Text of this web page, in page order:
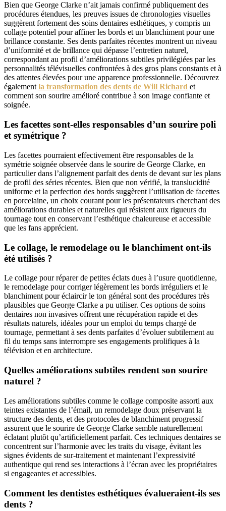
Bien que George Clarke n’ait jamais confirmé publiquement des
procédures étendues, les preuves issues de chronologies visuelles
suggèrent fortement des soins dentaires esthétiques, y compris un
collage potentiel pour affiner les bords et un blanchiment pour une
brillance constante. Ses dents parfaites récentes montrent un niveau
d’uniformité et de brillance qui dépasse l’entretien naturel,
correspondant au profil d’améliorations subtiles privilégiées par les
personnalités télévisuelles confrontées à des gros plans constants et à
des attentes élevées pour une apparence professionnelle. Découvrez
égalementla transformation des dents de Will Richard et
comment son sourire amélioré contribue à son image confiante et
soignée.
Les facettes sont-elles responsables d’un sourire poli
et symétrique ?
Les facettes pourraient effectivement être responsables de la
symétrie soignée observée dans le sourire de George Clarke, en
particulier dans l’alignement parfait des dents de devant sur les plans
de profil des séries récentes. Bien que non vérifié, la translucidité
uniforme et la perfection des bords suggèrent l’utilisation de facettes
en porcelaine, un choix courant pour les présentateurs cherchant des
améliorations durables et naturelles qui résistent aux rigueurs du
tournage tout en conservant l’esthétique chaleureuse et accessible
que les fans apprécient.
Le collage, le remodelage ou le blanchiment ont-ils
été utilisés ?
Le collage pour réparer de petites éclats dues à l’usure quotidienne,
le remodelage pour corriger légèrement les bords irréguliers et le
blanchiment pour éclaircir le ton général sont des procédures très
plausibles que George Clarke a pu utiliser. Ces options de soins
dentaires non invasives offrent une récupération rapide et des
résultats naturels, idéales pour un emploi du temps chargé de
tournage, permettant à ses dents parfaites d’évoluer subtilement au
fil du temps sans interrompre ses engagements prolifiques à la
télévision et en architecture.
Quelles améliorations subtiles rendent son sourire
naturel ?
Les améliorations subtiles comme le collage composite assorti aux
teintes existantes de l’émail, un remodelage doux préservant la
structure des dents, et des protocoles de blanchiment progressif
assurent que le sourire de George Clarke semble naturellement
éclatant plutôt qu’artificiellement parfait. Ces techniques dentaires se
concentrent sur l’harmonie avec les traits du visage, évitant les
signes évidents de sur-traitement et maintenant l’expressivité
authentique qui rend ses interactions à l’écran avec les propriétaires
si engageantes et accessibles.
Comment les dentistes esthétiques évalueraient-ils ses
dents ?